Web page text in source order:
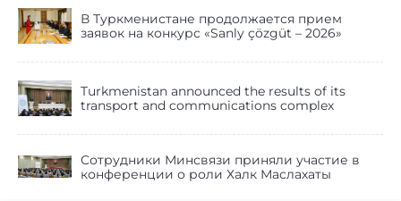
В Туркменистане продолжается прием
заявок на конкурс «Sanly çözgüt – 2026»
Turkmenistan announced the results of its
transport and communications complex
Сотрудники Минсвязи приняли участие в
конференции о роли Халк Маслахаты